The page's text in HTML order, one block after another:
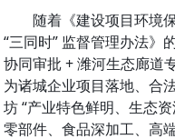
竣
环
随着《建设项目环境
“三同时” 监督管理办法》
协同审批 + 潍河生态廊道
为诸城企业项目落地、合
坊 “产业特色鲜明、生态
零部件、食品深加工、高